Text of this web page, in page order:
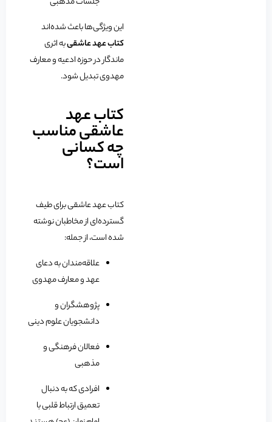
این ویژگی‌ها باعث شده‌اند
کتاب عهد عاشقیبه اثری
ماندگار در حوزه ادعیه و معارف
مهدوی تبدیل شود.
کتاب عهد
عاشقی مناسب
چه کسانی
است؟
کتاب عهد عاشقی برای طیف
گسترده‌ای از مخاطبان نوشته
شده است، از جمله:
علاقه‌مندان به دعای
عهد و معارف مهدوی
پژوهشگران و
دانشجویان علوم دینی
فعالان فرهنگی و
مذهبی
افرادی که به دنبال
تعمیق ارتباط قلبی با